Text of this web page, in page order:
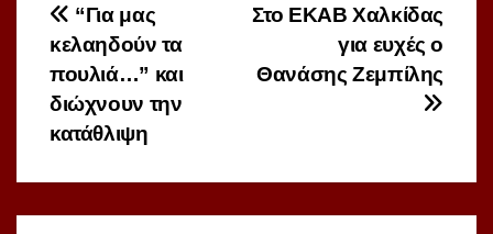
Πλοήγηση
άρθρων
Στο ΕΚΑΒ Χαλκίδας
για ευχές ο
Θανάσης Ζεμπίλης
“Για μας
κελαηδούν τα
πουλιά…” και
διώχνουν την
κατάθλιψη